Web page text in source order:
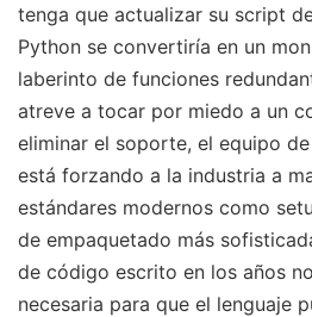
tenga que actualizar su script
Python se convertiría en un
laberinto de funciones
atreve a tocar por miedo a un
eliminar el soporte, el equipo
está forzando a la industria a
estándares modernos como
de empaquetado más
de código escrito en los años
necesaria para que el lenguaje